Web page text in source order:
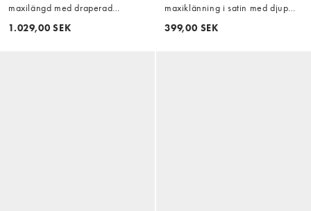
maxilängd med draperad
ringning och orange blommigt
1.029,00 SEK
maxiklänning i satin med djup
halsringning
399,00 SEK